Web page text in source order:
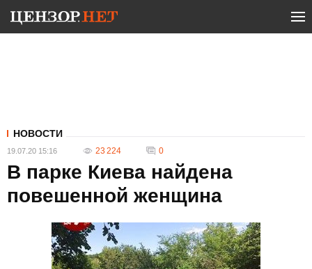
НОВОСТИ
19.07.20 15:16 23 224 0
В парке Киева найдена
повешенной женщина